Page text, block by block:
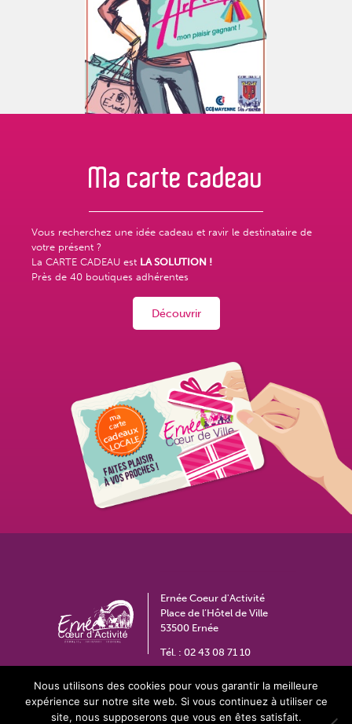
Ma carte cadeau
Vous recherchez une idée cadeau et ravir le destinataire de
votre présent ?
La CARTE CADEAU est LA SOLUTION !
Près de 40 boutiques adhérentes
Découvrir
Ernée Coeur d'Activité
Place de l’Hôtel de Ville
53500 Ernée
Tél. : 02 43 08 71 10
Nous utilisons des cookies pour vous garantir la meilleure
expérience sur notre site web. Si vous continuez à utiliser ce
site, nous supposerons que vous en êtes satisfait.